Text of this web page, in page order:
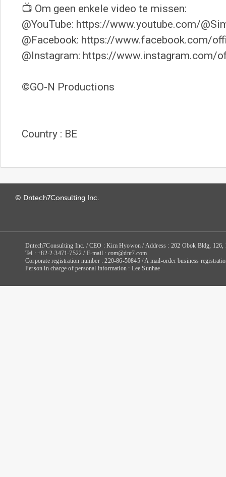
📺 Om geen enkele video te missen:
@YouTube: https://www.youtube.com/
@Facebook: https://www.facebook.com/
@Instagram: https://www.instagram.com/
©GO-N Productions
Country : BE
© Dntech7Consulting Inc.
Dntech7Consulting Inc. / CEO : Kim Hyowon / Address : 202 Obok Bldg, 126,
Tel : +82-2-3471-7522 / E-mail : com@dnt7.com
Corporate registration number : 220-86-50845 / A mail-order business
Person in charge of personal information : Lee Sunhae